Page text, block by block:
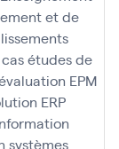
et de
études de
EPM
ERP
systèmes